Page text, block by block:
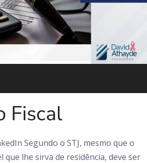
Fiscal
Segundo o STJ, mesmo que o
que lhe sirva de residência, deve ser